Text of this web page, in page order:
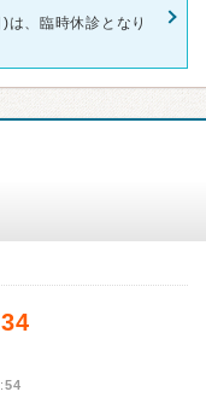
、臨時休診となり
54